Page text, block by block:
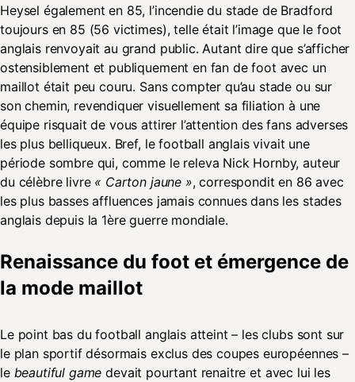
Heysel également en 85, l’incendie du stade de Bradford
toujours en 85 (56 victimes), telle était l’image que le foot
anglais renvoyait au grand public. Autant dire que s’afficher
ostensiblement et publiquement en fan de foot avec un
maillot était peu couru. Sans compter qu’au stade ou sur
son chemin, revendiquer visuellement sa filiation à une
équipe risquait de vous attirer l’attention des fans adverses
les plus belliqueux. Bref, le football anglais vivait une
période sombre qui, comme le releva Nick Hornby, auteur
du célèbre livre « Carton jaune », correspondit en 86 avec
les plus basses affluences jamais connues dans les stades
anglais depuis la 1ère guerre mondiale.
Renaissance du foot et émergence de
la mode maillot
Le point bas du football anglais atteint – les clubs sont sur
le plan sportif désormais exclus des coupes européennes –
le beautiful gamedevait pourtant renaitre et avec lui les